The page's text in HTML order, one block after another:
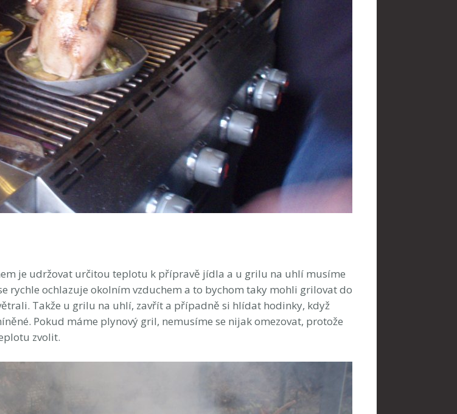
je udržovat určitou teplotu k přípravě jídla a u grilu na uhlí musíme
rychle ochlazuje okolním vzduchem a to bychom taky mohli grilovat do
Takže u grilu na uhlí, zavřít a případně si hlídat hodinky, když
Pokud máme plynový gril, nemusíme se nijak omezovat, protože
zvolit.